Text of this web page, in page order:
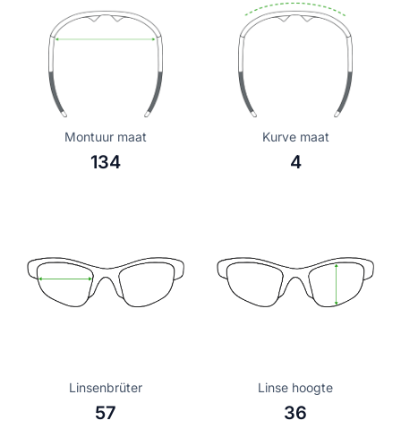
Montuur maat
134
Kurve maat
4
Linsenbrüter
57
Linse hoogte
36